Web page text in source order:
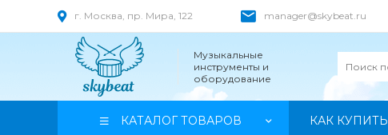
г. Москва, пр. Мира, 122 manager@skybeat.ru
Музыкальные
инструменты и
оборудование
КАТАЛОГ ТОВАРОВ КАК КУПИТЬ